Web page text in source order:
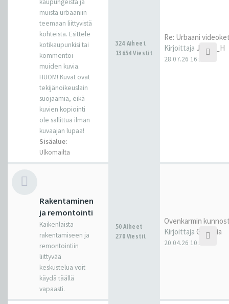
kaupungeista ja
muista urbaaniin
teemaan liittyvistä
kohteista. Esittele
kotikaupunkisi tai
kommentoi
muiden kuvia.
HUOM! Kuvat ovat
tekijänoikeuslain
suojaamia, eikä
kuvien kopiointi
ole sallittua ilman
kuvaajan lupaa!
Sisäalue:
Ulkomailta
324 Aiheet
13654 Viestit
Re: Urbaani
Kirjoittaja Janne_H
28.07.26 16:22
Rakentaminen
ja remontointi
Kaikenlaista
rakentamiseen ja
remontointiin
liittyvää
keskustelua voit
käydä täällä
vapaasti.
50 Aiheet
270 Viestit
Ovenkarmin
Kirjoittaja Gandhia
20.04.26 10:10